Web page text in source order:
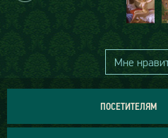
Мне
ПОСЕТИТЕЛЯМ